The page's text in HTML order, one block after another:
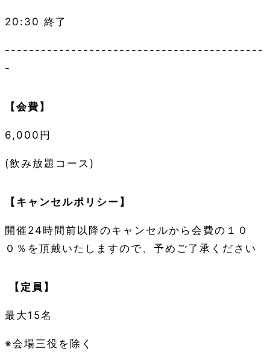
20:30 終了
-------------------------------------------
-
【会費】
6,000 円
(飲み放題コース )
【キャンセルポリシー】
開催24時間前以降のキャンセルから会費の１０
０％を頂戴いたしますので、予めご了承ください
【定員】
最大15名
※会場三役を除く